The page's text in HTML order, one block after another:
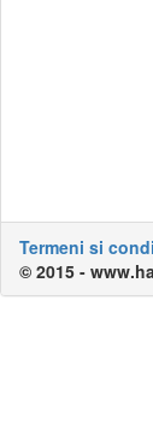
Termeni si
© 2015 -